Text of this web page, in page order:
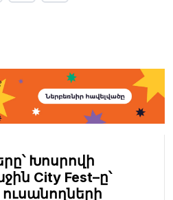
Խոսրովի
City Fest–ը՝
ուսանողների